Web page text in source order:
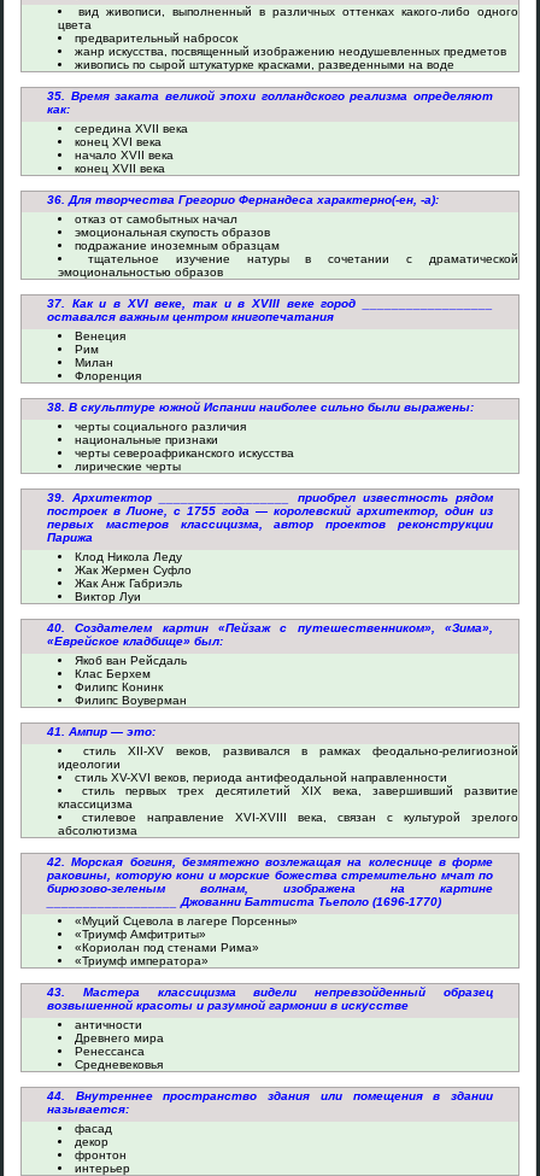
вид живописи, выполненный в различных оттенках какого-либо одного
цвета
предварительный набросок
жанр искусства, посвященный изображению неодушевленных предметов
живопись по сырой штукатурке красками, разведенными на воде
35. Время заката великой эпохи голландского реализма определяют
как:
середина XVII века
конец XVI века
начало XVII века
конец XVII века
36. Для творчества Грегорио Фернандеса характерно(-ен, -а):
отказ от самобытных начал
эмоциональная скупость образов
подражание иноземным образцам
тщательное изучение натуры в сочетании с драматической
эмоциональностью образов
37. Как и в XVI веке, так и в XVIII веке город __________________
оставался важным центром книгопечатания
Венеция
Рим
Милан
Флоренция
38. В скульптуре южной Испании наиболее сильно были выражены:
черты социального различия
национальные признаки
черты североафриканского искусства
лирические черты
39. Архитектор __________________ приобрел известность рядом
построек в Лионе, с 1755 года — королевский архитектор, один из
первых мастеров классицизма, автор проектов реконструкции
Парижа
Клод Никола Леду
Жак Жермен Суфло
Жак Анж Габриэль
Виктор Луи
40. Создателем картин «Пейзаж с путешественником», «Зима»,
«Еврейское кладбище» был:
Якоб ван Рейсдаль
Клас Берхем
Филипс Конинк
Филипс Воуверман
41. Ампир — это:
стиль XII-XV веков, развивался в рамках феодально-религиозной
идеологии
стиль XV-XVI веков, периода антифеодальной направленности
стиль первых трех десятилетий XIX века, завершивший развитие
классицизма
стилевое направление XVI-XVIII века, связан с культурой зрелого
абсолютизма
42. Морская богиня, безмятежно возлежащая на колеснице в форме
раковины, которую кони и морские божества стремительно мчат по
бирюзово-зеленым волнам, изображена на картине
__________________ Джованни Баттиста Тьеполо (1696-1770)
«Муций Сцевола в лагере Порсенны»
«Триумф Амфитриты»
«Кориолан под стенами Рима»
«Триумф императора»
43. Мастера классицизма видели непревзойденный образец
возвышенной красоты и разумной гармонии в искусстве
античности
Древнего мира
Ренессанса
Средневековья
44. Внутреннее пространство здания или помещения в здании
называется:
фасад
декор
фронтон
интерьер